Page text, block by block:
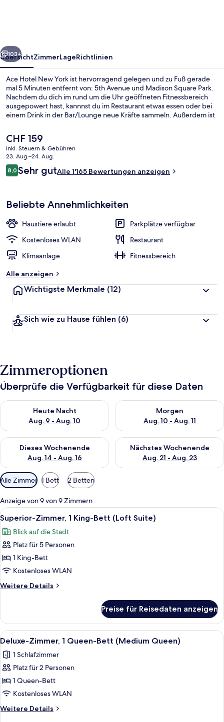
Weiter
103+
ÜbersichtZimmerLageRichtlinien
Ace Hotel New York ist hervorragend gelegen und zu Fuß gerade
mal 5 Minuten entfernt von: 5th Avenue und Madison Square Park.
Nachdem du dich im rund um die Uhr geöffneten Fitnessbereich
ausgepowert hast, kannnst du im Restaurant etwas essen oder bei
einem Drink in der Bar/Lounge neue Kräfte sammeln. Außerdem ist
Building und Madison Square Garden. Anderen Reisenden gefallen
das hilfsbereite Personal und die Lage sehr gut. Die Unterkunft ist
nur einen kurzen Fußmarsch von den öffentlichen Verkehrsmitteln
entfernt: Bis zur U-Bahn sind es wenige Schritte (U-Bahn-Station
28th St. (Broadway)) bzw. 6 Minuten (U-Bahn-Station 34th St. -
Herald Square).
Der
aktuelle
Preis
beträgt
CHF 159.
CHF 159
inkl. Steuern & Gebühren
23. Aug.–24. Aug.
Bewertungen
8,08,0 von 10.
Sehr gutAlle 1'165 Bewertungen anzeigen
Beliebte Annehmlichkeiten
Haustiere erlaubt
Parkplätze verfügbar
Kostenloses WLAN
Restaurant
Klimaanlage
Fitnessbereich
Alle anzeigen
Wichtigste Merkmale (12)
Sich wie zu Hause fühlen (6)
Zimmeroptionen
Überprüfe die Verfügbarkeit für diese Daten
Heute Nacht
Aug. 9 - Aug. 10
Überprüfe die Verfügbarkeit für heute Nacht, Aug. 9 - Aug.
Morgen
Aug. 10 - Aug. 11
Überprüfe die Verfügbarkeit
Dieses Wochenende
Aug. 14 - Aug. 16
Überprüfe die Verfügbarkeit für dieses Wochenende, Aug. 14
Nächstes Wochenende
Aug. 21 - Aug. 23
Überprüfe die Verfügbarkeit
Verfügbare
Filter
für
Zimmer
Alle Zimmer 1 Bett 2 Betten
Anzeige von 9 von 9 Zimmern
Alle
Fotos
für
Superior-
Zimmer,
1 King-
Bett
(Loft
anzeigen
1 Schlafzimmer, hochwertige
18
Superior-Zimmer, 1 King-Bett (Loft Suite)
Blick auf die Stadt
Platz für 5 Personen
1 King-Bett
Kostenloses WLAN
Weitere Details
Weitere
Zimmer,
1 King-
Bett
Suite)
Preise für Reisedaten anzeigen
Alle
Fotos
für
Deluxe-
Zimmer,
1
Queen-
Bett
Ein modernes Schlafzimmer mit
9
Deluxe-Zimmer, 1 Queen-Bett (Medium Queen)
1 Schlafzimmer
Platz für 2 Personen
1 Queen-Bett
Kostenloses WLAN
Weitere Details
Weitere